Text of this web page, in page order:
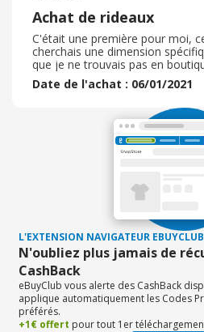
Achat de rideaux
C'était une première pour moi,
cherchais une dimension
que je ne trouvais pas en boutique. Au fil de
recherches, j'ai trouvé cette
n'ai pas été déçu de la qualité
boutique, j'ai tout reçu en
Date de l'achat : 06/01/2021
L'EXTENSION NAVIGATEUR EBUYCLUB
N'oubliez plus jamais de
CashBack
eBuyClub vous alerte des CashBack
applique automatiquement les Codes
préférés.
+1€ offert pour tout 1er